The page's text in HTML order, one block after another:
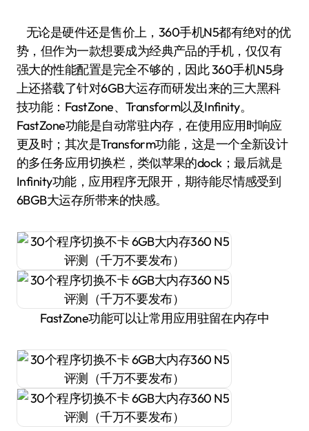
无论是硬件还是售价上，360手机N5都有绝对的优
势，但作为一款想要成为经典产品的手机，仅仅有
强大的性能配置是完全不够的，因此 360手机N5身
上还搭载了针对6GB大运存而研发出来的三大黑科
技功能：FastZone、Transform以及Infinity。
FastZone功能是自动常驻内存，在使用应用时响应
更及时；其次是Transform功能，这是一个全新设计
的多任务应用切换栏，类似苹果的dock；最后就是
Infinity功能，应用程序无限开，期待能尽情感受到
6BGB大运存所带来的快感。
FastZone功能可以让常用应用驻留在内存中